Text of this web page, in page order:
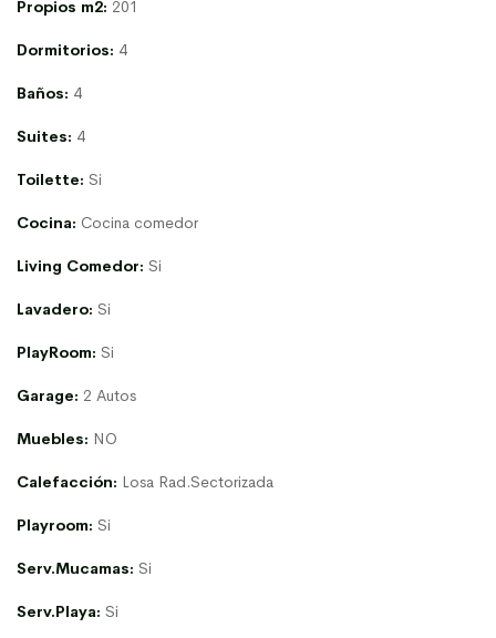
Propios m2: 201
Dormitorios: 4
Baños: 4
Suites: 4
Toilette: Si
Cocina: Cocina comedor
Living Comedor: Si
Lavadero: Si
PlayRoom: Si
Garage: 2 Autos
Muebles: NO
Calefacción: Losa Rad.Sectorizada
Playroom: Si
Serv.Mucamas: Si
Serv.Playa: Si